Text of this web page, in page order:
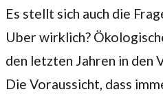
Es stellt sich auch die
Uber wirklich?
den letzten Jahren in den
Die Voraussicht, dass